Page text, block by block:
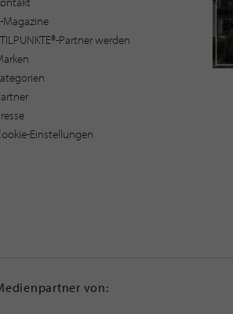
Magazine
Partner werden
Einstellungen
von: